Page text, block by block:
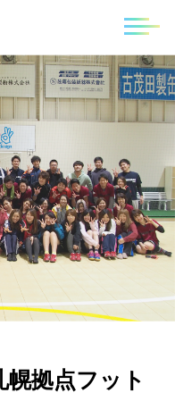
拠点フット